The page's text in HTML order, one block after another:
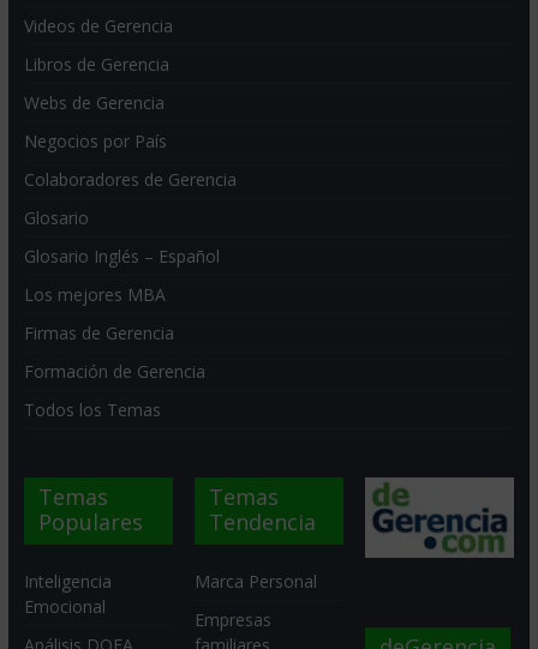
Videos de Gerencia
Libros de Gerencia
Webs de Gerencia
Negocios por País
Colaboradores de Gerencia
Glosario
Glosario Inglés – Español
Los mejores MBA
Firmas de Gerencia
Formación de Gerencia
Todos los Temas
Temas
Populares
Inteligencia
Emocional
Temas
Tendencia
Marca Personal
Empresas